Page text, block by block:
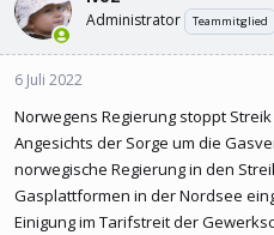
Administrator Teammitglied
6 Juli 2022
Norwegens Regierung stoppt
Angesichts der Sorge um die
norwegische Regierung in den
Gasplattformen in der Nordsee
Einigung im Tarifstreit der